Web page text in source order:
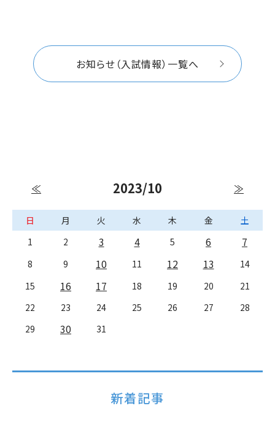
お知らせ（入試情報）一覧へ
≪ 2023/10 ≫
日 月 火 水 木 金
土
1
2 3 4 5 6 7
8 9 10 11 12 13
14
15
16 17 18 19 20
21
22
23 24 25 26 27
28
29
30 31
新着記事